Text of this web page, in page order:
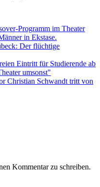
Programm im Theater
in Ekstase.
Der flüchtige
Eintritt für Studierende ab
umsonst"
Christian Schwandt tritt von
Kommentar zu schreiben.